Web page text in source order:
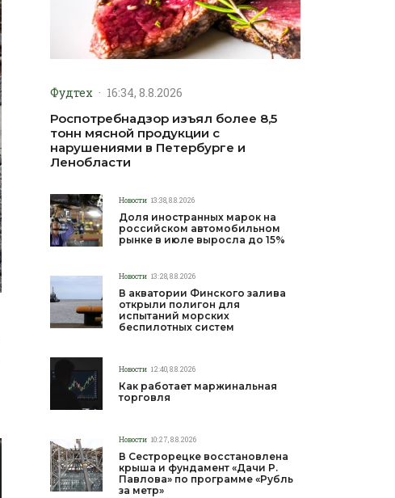
Фудтех · 16:34, 8.8.2026
Роспотребнадзор изъял более 8,5
тонн мясной продукции с
нарушениями в Петербурге и
Ленобласти
Новости 13:38, 8.8.2026
Доля иностранных марок на
российском автомобильном
рынке в июле выросла до 15%
Новости 13:28, 8.8.2026
В акватории Финского залива
открыли полигон для
испытаний морских
беспилотных систем
Новости 12:40, 8.8.2026
Как работает маржинальная
торговля
Новости 10:27, 8.8.2026
В Сестрорецке восстановлена
крыша и фундамент «Дачи Р.
Павлова» по программе «Рубль
за метр»